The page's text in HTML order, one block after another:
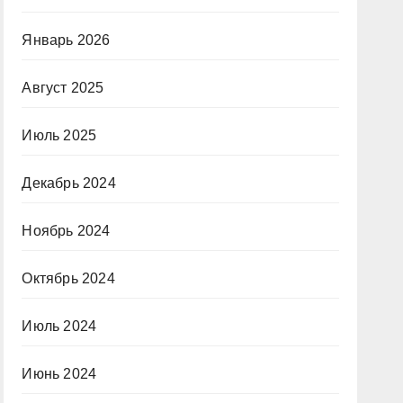
Январь 2026
Август 2025
Июль 2025
Декабрь 2024
Ноябрь 2024
Октябрь 2024
Июль 2024
Июнь 2024